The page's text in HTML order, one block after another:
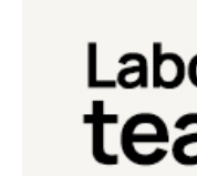
Laboratorio di